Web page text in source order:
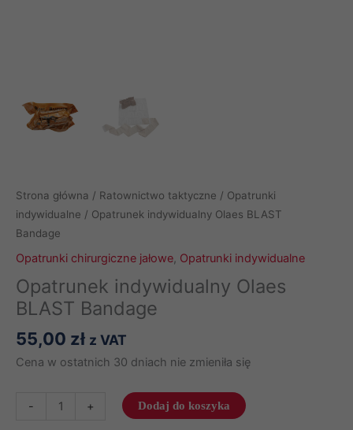
Strona główna / Ratownictwo taktyczne / Opatrunki
indywidualne / Opatrunek indywidualny Olaes BLAST
Bandage
Opatrunki chirurgiczne jałowe, Opatrunki indywidualne
Opatrunek indywidualny Olaes
BLAST Bandage
55,00 zł z VAT
Cena w ostatnich 30 dniach nie zmieniła się
- + Dodaj do koszyka